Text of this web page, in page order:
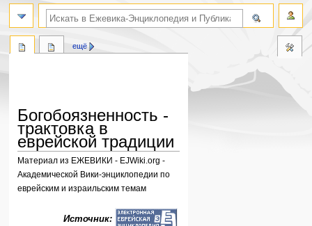
Богобоязненность -
трактовка в
еврейской традиции
Материал из ЕЖЕВИКИ - EJWiki.org -
Академической Вики-энциклопедии по
еврейским и израильским темам
Источник:
ещё
поиск по словам